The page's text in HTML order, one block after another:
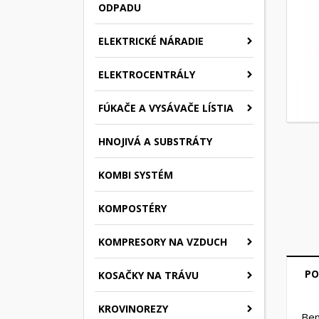
ODPADU
ELEKTRICKÉ NÁRADIE
ELEKTROCENTRÁLY
FÚKAČE A VYSÁVAČE LÍSTIA
HNOJIVÁ A SUBSTRÁTY
KOMBI SYSTÉM
KOMPOSTÉRY
KOMPRESORY NA VZDUCH
KOSAČKY NA TRÁVU
KROVINOREZY